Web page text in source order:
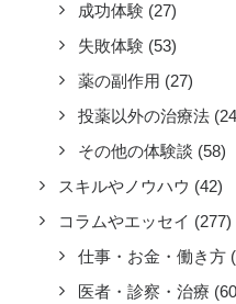
成功体験 (27)
失敗体験 (53)
薬の副作用 (27)
投薬以外の治療法
その他の体験談 (58)
スキルやノウハウ (42)
コラムやエッセイ (277)
仕事・お金・働き方
医者・診察・治療